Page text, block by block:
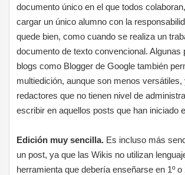
documento único en el que todos
cargar un único alumno con la
quede bien, como cuando se realiza un
documento de texto convencional. Algunas
blogs como Blogger de Google también
multiedición, aunque son menos versátiles,
redactores que no tienen nivel de
escribir en aquellos posts que han iniciado
Edición muy sencilla. Es incluso más
un post, ya que las Wikis no utilizan
herramienta que debería enseñarse en 1º o